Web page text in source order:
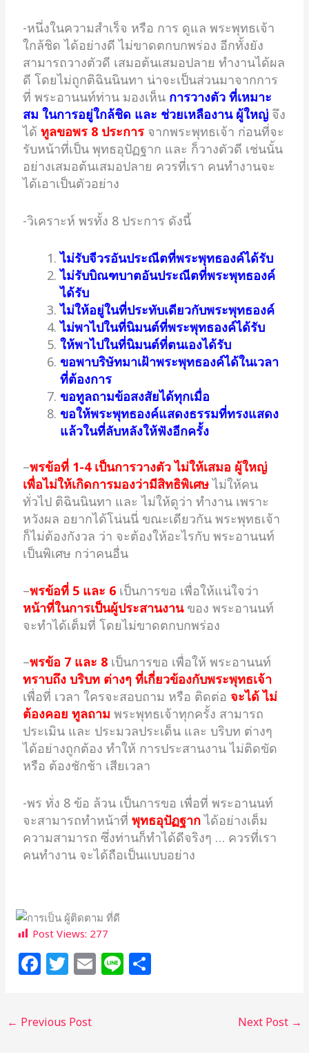
-หนึ่งในความสำเร็จ หรือ การ ดูแล พระพุทธเจ้า
ใกล้ชิด ได้อย่างดี ไม่ขาดตกบกพร่อง อีกทั้งยัง
สามารถวางตัวดี เสมอต้นเสมอปลาย ทำงานได้ผล
ดี โดยไม่ถูกติฉินนินทา น่าจะเป็นส่วนมาจากการ
ที่ พระอานนท์ท่าน มองเห็น การวางตัว ที่เหมาะ
สม ในการอยู่ใกล้ชิด และ ช่วยเหลืองาน ผู้ใหญ่ จึง
ได้ทูลขอพร 8 ประการ จากพระพุทธเจ้า ก่อนที่จะ
รับหน้าที่เป็น พุทธอุปัฏฐาก และ ก็วางตัวดี เช่นนั้น
อย่างเสมอต้นเสมอปลาย ควรที่เรา คนทำงานจะ
ได้เอาเป็นตัวอย่าง
-วิเคราะห์ พรทั้ง 8 ประการ ดังนี้
ไม่รับจีวรอันประณีตที่พระพุทธองค์ได้รับ
ไม่รับบิณฑบาตอันประณีตที่พระพุทธองค์
ได้รับ
ไม่ให้อยู่ในที่ประทับเดียวกับพระพุทธองค์
ไม่พาไปในที่นิมนต์ที่พระพุทธองค์ได้รับ
ให้พาไปในที่นิมนต์ที่ตนเองได้รับ
ขอพาบริษัทมาเฝ้าพระพุทธองค์ได้ในเวลา
ที่ต้องการ
ขอทูลถามข้อสงสัยได้ทุกเมื่อ
ขอให้พระพุทธองค์แสดงธรรมที่ทรงแสดง
แล้วในที่ลับหลังให้ฟังอีกครั้ง
–พรข้อที่ 1-4 เป็นการวางตัว ไม่ให้เสมอ ผู้ใหญ่
เพื่อไม่ให้เกิดการมองว่ามีสิทธิพิเศษ ไม่ให้คน
ทั่วไป ติฉินนินทา และ ไม่ให้ดูว่า ทำงาน เพราะ
หวังผล อยากได้โน่นนี่ ขณะเดียวกัน พระพุทธเจ้า
ก็ไม่ต้องกังวล ว่า จะต้องให้อะไรกับ พระอานนท์
เป็นพิเศษ กว่าคนอื่น
–พรข้อที่ 5 และ 6 เป็นการขอ เพื่อให้แน่ใจว่า
หน้าที่ในการเป็นผู้ประสานงานของ พระอานนท์
จะทำได้เต็มที่ โดยไม่ขาดตกบกพร่อง
–พรข้อ 7 และ 8 เป็นการขอ เพื่อให้ พระอานนท์
ทราบถึง บริบท ต่างๆ ที่เกี่ยวข้องกับพระพุทธเจ้า
เพื่อที่ เวลา ใครจะสอบถาม หรือ ติดต่อจะได้ ไม่
ต้องคอย ทูลถาม พระพุทธเจ้าทุกครั้ง สามารถ
ประเมิน และ ประมวลประเด็น และ บริบท ต่างๆ
ได้อย่างถูกต้อง ทำให้ การประสานงาน ไม่ติดขัด
หรือ ต้องชักช้า เสียเวลา
-พร ทั่ง 8 ข้อ ล้วน เป็นการขอ เพื่อที่ พระอานนท์
จะสามารถทำหน้าที่พุทธอุปัฏฐากได้อย่างเต็ม
ความสามารถ ซึ่งท่านก็ทำได้ดีจริงๆ … ควรที่เรา
คนทำงาน จะได้ถือเป็นแบบอย่าง
Post Views: 277
F
a
e
T
w
e
E
m
Li
n
← Previous Post Next Post →